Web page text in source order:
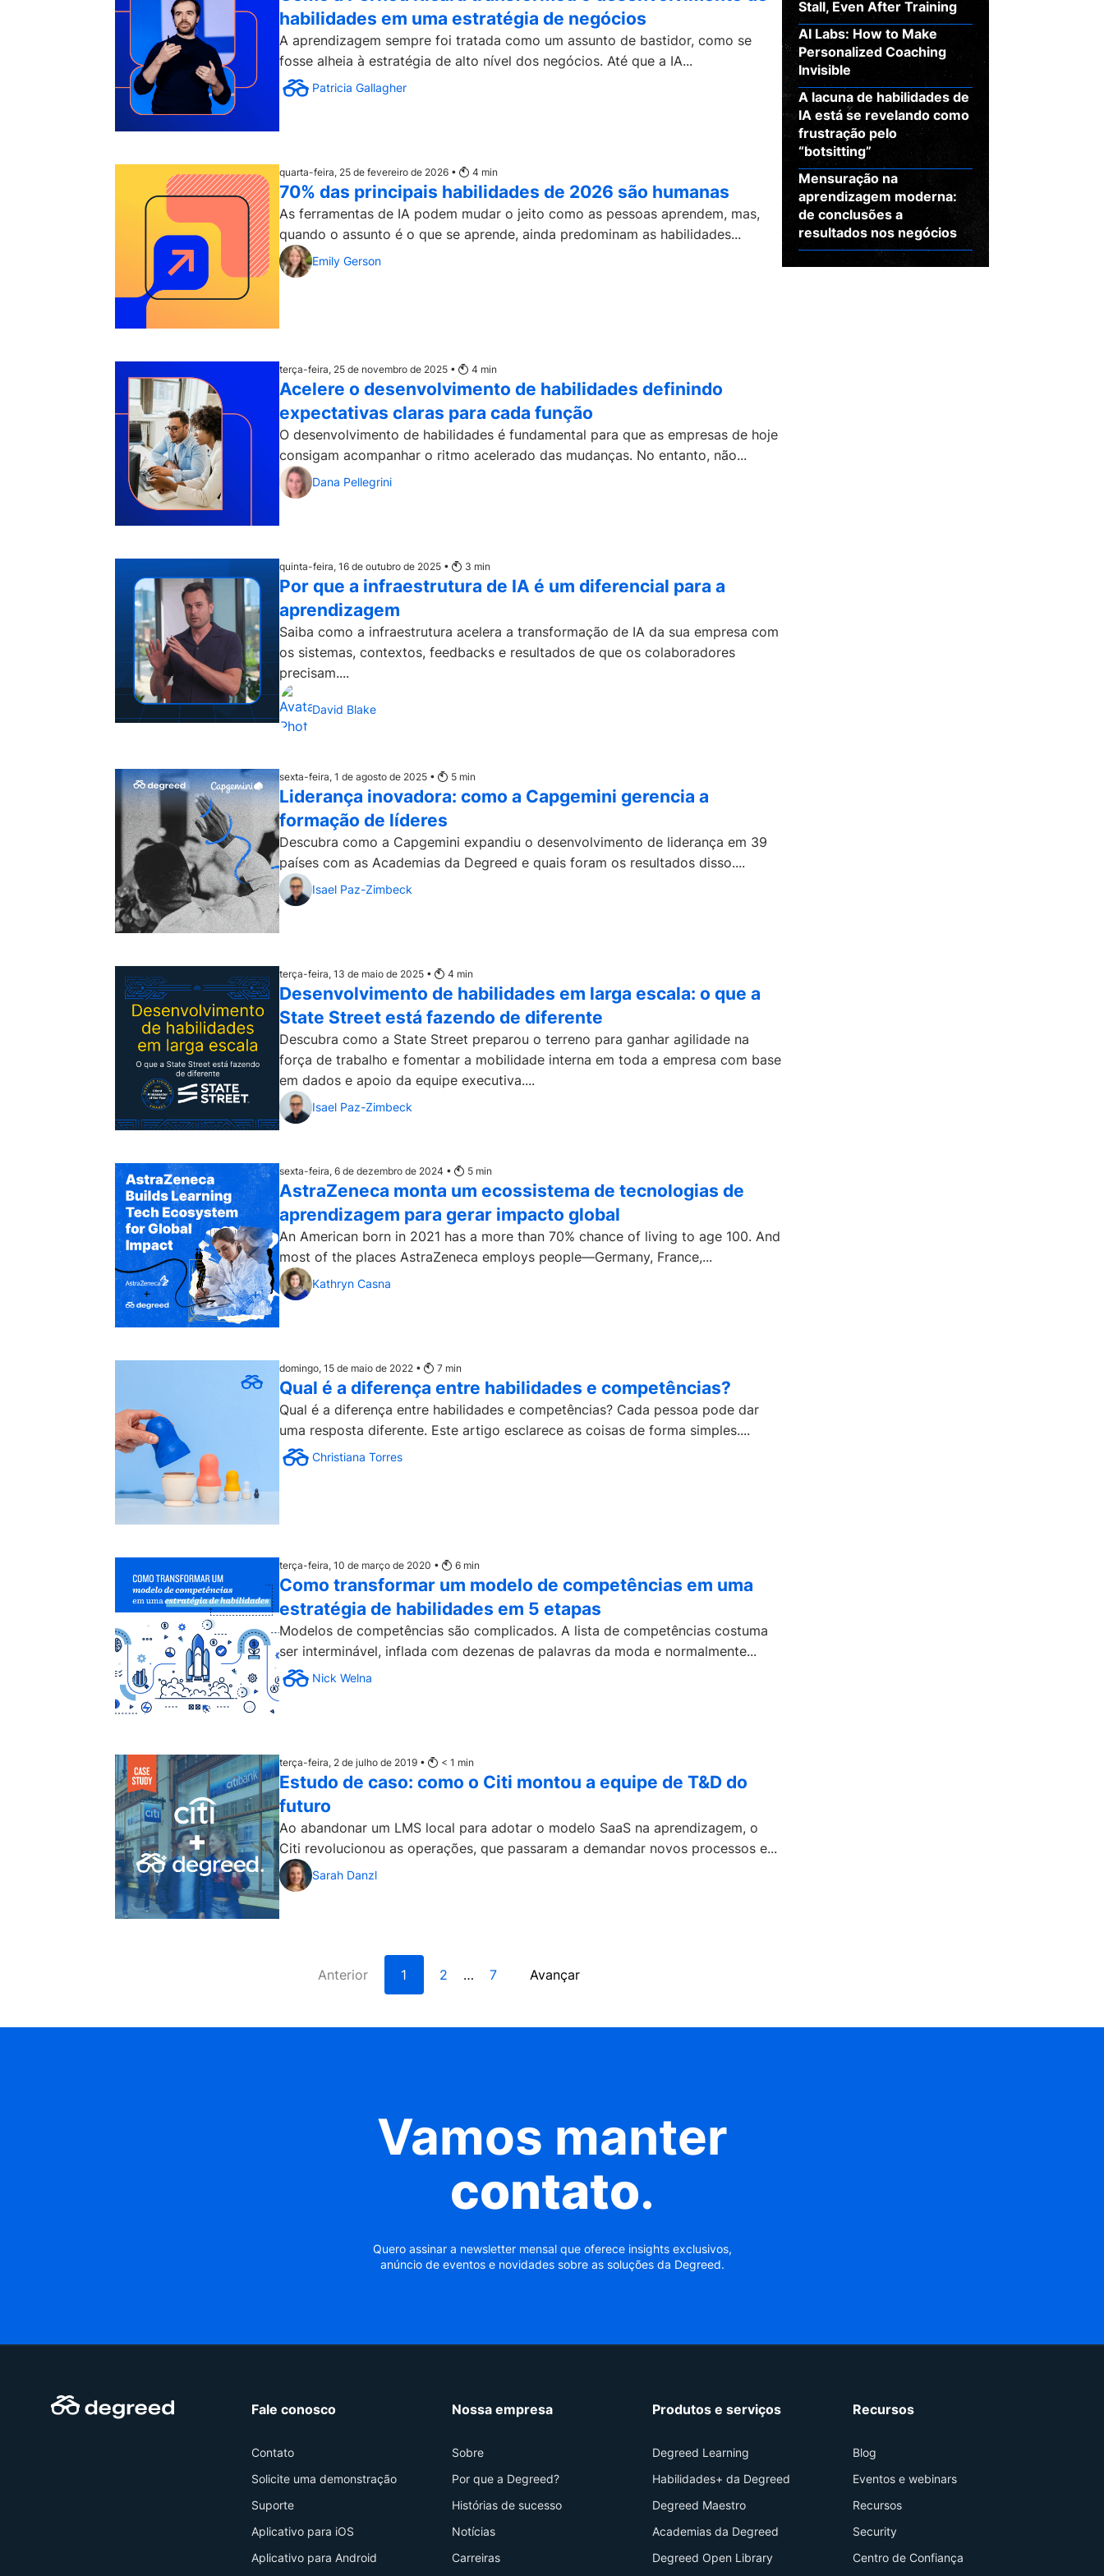
habilidades em uma estratégia de negócios
A aprendizagem sempre foi tratada como um assunto de bastidor, como se
fosse alheia à estratégia de alto nível dos negócios. Até que a IA...
Patricia Gallagher
quarta-feira, 25 de fevereiro de 2026 • 4 min
70% das principais habilidades de 2026 são humanas
As ferramentas de IA podem mudar o jeito como as pessoas aprendem, mas,
quando o assunto é o que se aprende, ainda predominam as habilidades...
Emily Gerson
terça-feira, 25 de novembro de 2025 • 4 min
Acelere o desenvolvimento de habilidades definindo
expectativas claras para cada função
O desenvolvimento de habilidades é fundamental para que as empresas de hoje
consigam acompanhar o ritmo acelerado das mudanças. No entanto, não...
Dana Pellegrini
quinta-feira, 16 de outubro de 2025 • 3 min
Por que a infraestrutura de IA é um diferencial para a
aprendizagem
Saiba como a infraestrutura acelera a transformação de IA da sua empresa com
os sistemas, contextos, feedbacks e resultados de que os colaboradores
precisam....
David Blake
sexta-feira, 1 de agosto de 2025 • 5 min
Liderança inovadora: como a Capgemini gerencia a
formação de líderes
Descubra como a Capgemini expandiu o desenvolvimento de liderança em 39
países com as Academias da Degreed e quais foram os resultados disso....
Isael Paz-Zimbeck
terça-feira, 13 de maio de 2025 • 4 min
Desenvolvimento de habilidades em larga escala: o que a
State Street está fazendo de diferente
Descubra como a State Street preparou o terreno para ganhar agilidade na
força de trabalho e fomentar a mobilidade interna em toda a empresa com base
em dados e apoio da equipe executiva....
Isael Paz-Zimbeck
sexta-feira, 6 de dezembro de 2024 • 5 min
AstraZeneca monta um ecossistema de tecnologias de
aprendizagem para gerar impacto global
An American born in 2021 has a more than 70% chance of living to age 100. And
most of the places AstraZeneca employs people—Germany, France,...
Kathryn Casna
domingo, 15 de maio de 2022 • 7 min
Qual é a diferença entre habilidades e competências?
Qual é a diferença entre habilidades e competências? Cada pessoa pode dar
uma resposta diferente. Este artigo esclarece as coisas de forma simples....
Christiana Torres
terça-feira, 10 de março de 2020 • 6 min
Como transformar um modelo de competências em uma
estratégia de habilidades em 5 etapas
Modelos de competências são complicados. A lista de competências costuma
ser interminável, inflada com dezenas de palavras da moda e normalmente...
Nick Welna
terça-feira, 2 de julho de 2019 • < 1 min
Estudo de caso: como o Citi montou a equipe de T&D do
futuro
Ao abandonar um LMS local para adotar o modelo SaaS na aprendizagem, o
Citi revolucionou as operações, que passaram a demandar novos processos e...
Sarah Danzl
Anterior 1 2 … 7 Avançar
Stall, Even After Training
AI Labs: How to Make
Personalized Coaching
Invisible
A lacuna de habilidades de
IA está se revelando como
frustração pelo
“botsitting”
Mensuração na
aprendizagem moderna:
de conclusões a
resultados nos negócios
Vamos manter
contato.
Quero assinar a newsletter mensal que oferece insights exclusivos,
anúncio de eventos e novidades sobre as soluções da Degreed.
Fale conosco
Contato
Solicite uma demonstração
Suporte
Aplicativo para iOS
Aplicativo para Android
Nossa empresa
Sobre
Por que a Degreed?
Histórias de sucesso
Notícias
Carreiras
Produtos e serviços
Degreed Learning
Habilidades+ da Degreed
Degreed Maestro
Academias da Degreed
Degreed Open Library
Recursos
Blog
Eventos e webinars
Recursos
Security
Centro de Confiança